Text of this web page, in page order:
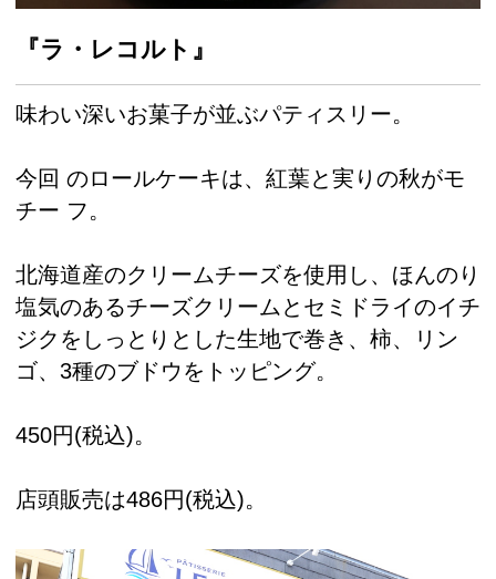
『ラ・レコルト』
味わい深いお菓子が並ぶパティスリー。
今回 のロールケーキは、紅葉と実りの秋がモ
チー フ。
北海道産のクリームチーズを使用し、ほんのり
塩気のあるチーズクリームとセミドライのイチ
ジクをしっとりとした生地で巻き、柿、リン
ゴ、3種のブドウをトッピング。
450円(税込)。
店頭販売は486円(税込)。